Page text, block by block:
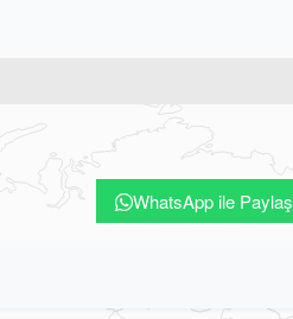
WhatsApp ile Paylaş